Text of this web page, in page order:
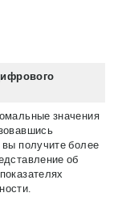
значения
получите более
об